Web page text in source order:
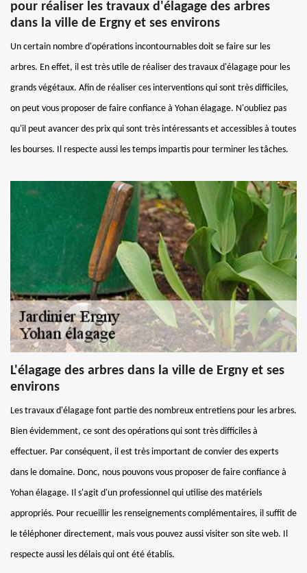
pour réaliser les travaux d'élagage des arbres
dans la ville de Ergny et ses environs
Un certain nombre d'opérations incontournables doit se faire sur les
arbres. En effet, il est très utile de réaliser des travaux d'élagage pour les
grands végétaux. Afin de réaliser ces interventions qui sont très difficiles,
on peut vous proposer de faire confiance à Yohan élagage. N'oubliez pas
qu'il peut avancer des prix qui sont très intéressants et accessibles à toutes
les bourses. Il respecte aussi les temps impartis pour terminer les tâches.
L'élagage des arbres dans la ville de Ergny et ses
environs
Les travaux d'élagage font partie des nombreux entretiens pour les arbres.
Bien évidemment, ce sont des opérations qui sont très difficiles à
effectuer. Par conséquent, il est très important de convier des experts
dans le domaine. Donc, nous pouvons vous proposer de faire confiance à
Yohan élagage. Il s'agit d'un professionnel qui utilise des matériels
appropriés. Pour recueillir les renseignements complémentaires, il suffit de
le téléphoner directement, mais vous pouvez aussi visiter son site web. Il
respecte aussi les délais qui ont été établis.